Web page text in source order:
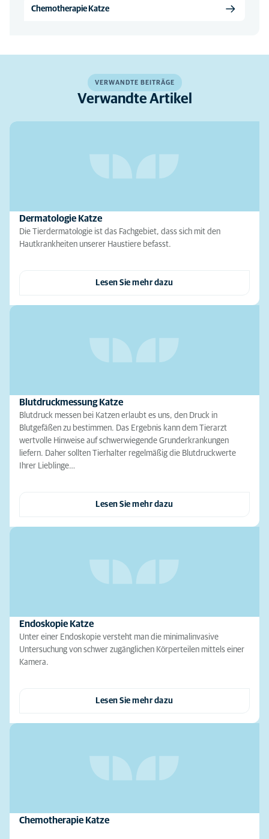
Chemotherapie Katze
VERWANDTE BEITRÄGE
Verwandte Artikel
Dermatologie Katze
Die Tierdermatologie ist das Fachgebiet, dass sich mit den
Hautkrankheiten unserer Haustiere befasst.
Lesen Sie mehr dazu
Blutdruckmessung Katze
Blutdruck messen bei Katzen erlaubt es uns, den Druck in
Blutgefäßen zu bestimmen. Das Ergebnis kann dem Tierarzt
wertvolle Hinweise auf schwerwiegende Grunderkrankungen
liefern. Daher sollten Tierhalter regelmäßig die Blutdruckwerte
Ihrer Lieblinge…
Lesen Sie mehr dazu
Endoskopie Katze
Unter einer Endoskopie versteht man die minimalinvasive
Untersuchung von schwer zugänglichen Körperteilen mittels einer
Kamera.
Lesen Sie mehr dazu
Chemotherapie Katze